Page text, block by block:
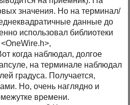
значения. Но на терминал/
данные до
использовал библиотеки
когда наблюдал, долгое
на терминале наблюдал
градуса. Получается,
Но, очень наглядно и
времени.